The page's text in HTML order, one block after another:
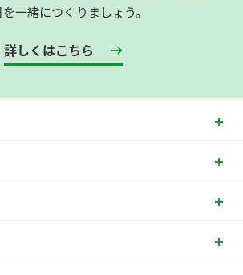
一緒につくりましょう。
詳しくはこちら